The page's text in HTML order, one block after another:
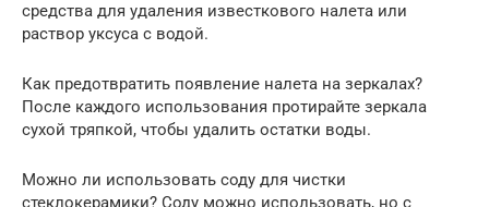
средства для удаления известкового налета или
раствор уксуса с водой.
Как предотвратить появление налета на зеркалах?
После каждого использования протирайте зеркала
сухой тряпкой, чтобы удалить остатки воды.
Можно ли использовать соду для чистки
стеклокерамики? Соду можно использовать, но с